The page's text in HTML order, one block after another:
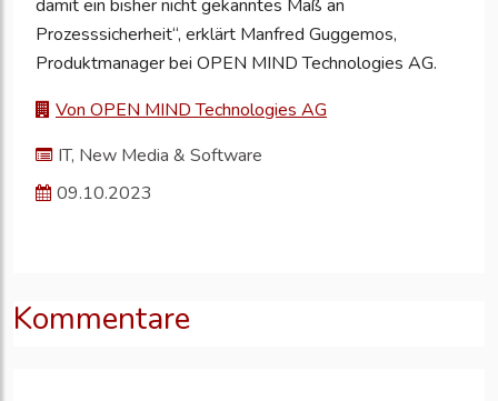
damit ein bisher nicht gekanntes Maß an
Prozesssicherheit“, erklärt Manfred Guggemos,
Produktmanager bei OPEN MIND Technologies AG.
Von OPEN MIND Technologies AG
IT, New Media & Software
09.10.2023
Kommentare